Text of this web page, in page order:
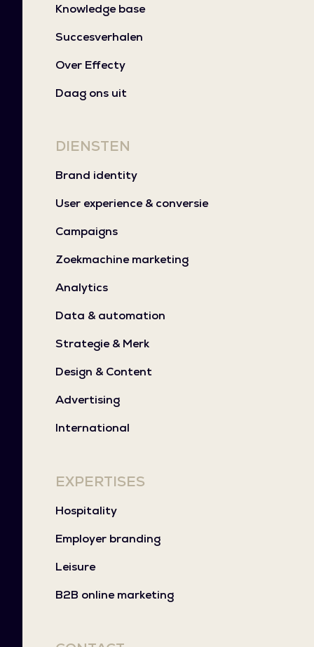
Knowledge base
Succesverhalen
Over Effecty
Daag ons uit
DIENSTEN
Brand identity
User experience & conversie
Campaigns
Zoekmachine marketing
Analytics
Data & automation
Strategie & Merk
Design & Content
Advertising
International
EXPERTISES
Hospitality
Employer branding
Leisure
B2B online marketing